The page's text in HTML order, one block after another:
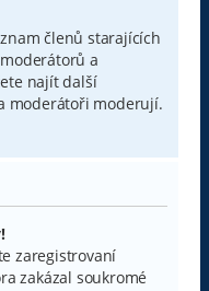
členů starajících
a
najít další
moderátoři moderují.
zaregistrovaní
zakázal soukromé